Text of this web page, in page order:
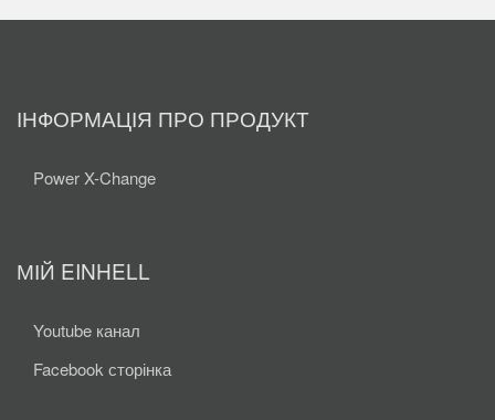
ІНФОРМАЦІЯ ПРО ПРОДУКТ
Power X-Change
МІЙ EINHELL
Youtube канал
Facebook сторінка